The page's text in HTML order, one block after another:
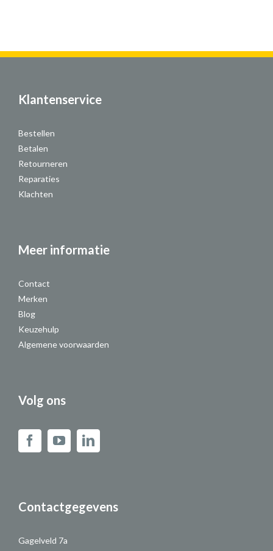
Klantenservice
Bestellen
Betalen
Retourneren
Reparaties
Klachten
Meer informatie
Contact
Merken
Blog
Keuzehulp
Algemene voorwaarden
Volg ons
Contactgegevens
Gagelveld 7a